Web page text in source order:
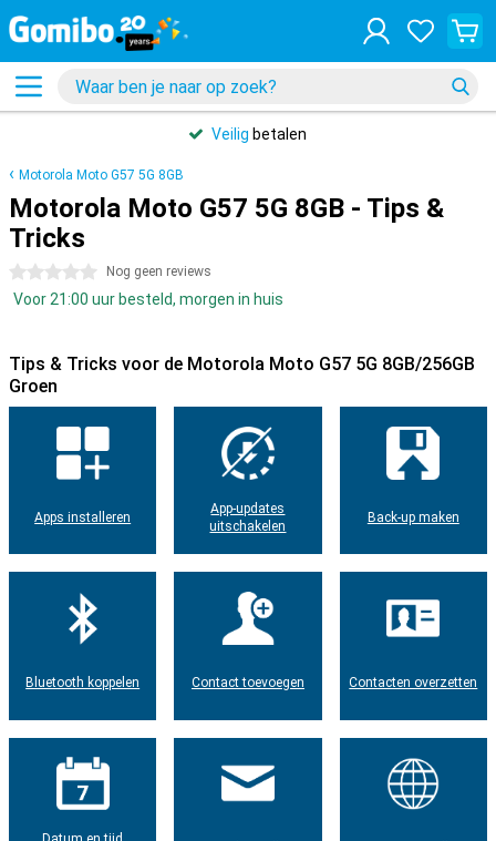
Veilig betalen
Motorola Moto G57 5G 8GB
Motorola Moto G57 5G 8GB - Tips &
Tricks
0 sterren Nog geen reviews
Voor 21:00 uur besteld, morgen in huis
Tips & Tricks voor de Motorola Moto G57 5G 8GB/256GB
Groen
Apps installeren
App-updates
uitschakelen
Back-up maken
Bluetooth koppelen Contact toevoegen Contacten overzetten